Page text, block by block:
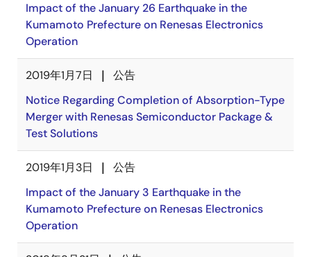
Impact of the January 26 Earthquake in the
Kumamoto Prefecture on Renesas Electronics
Operation
2019年1月7日
公告
Notice Regarding Completion of Absorption-Type
Merger with Renesas Semiconductor Package &
Test Solutions
2019年1月3日
公告
Impact of the January 3 Earthquake in the
Kumamoto Prefecture on Renesas Electronics
Operation